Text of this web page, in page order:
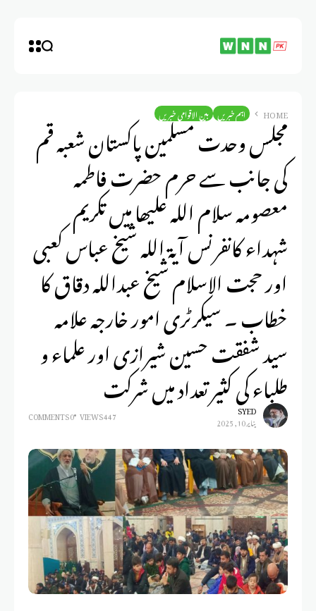
HOME اہم خبریں بین الاقوامی خبریں
مجلس وحدت مسلمین پاکستان شعبہ قم
کی جانب سے حرم حضرت فاطمہ
معصومہ سلام اللہ علیھا میں تکریم
شہداء کانفرنس آیۃ اللہ شیخ عباس کعبی
اور حجت الاسلام شیخ عبداللہ دقاق کا
خطاب ۔ سیکرٹری امور خارجہ علامہ
سید شفقت حسین شیرازی اور علماء و
طلباء کی کثیر تعداد میں شرکت
SYED
يناير 10, 2025 447 VIEWS
0 COMMENTS